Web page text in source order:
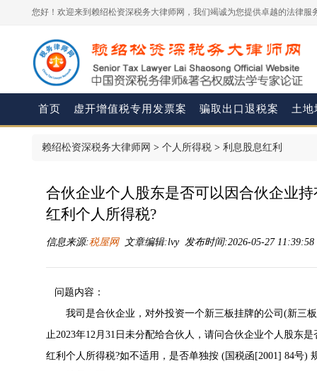
您好！欢迎来到赖绍松资深税务大律师网，我们竭诚为您提供卓越的法律服
首页 虚开增值税专用发票案 骗取出口退税案 土地
赖绍松资深税务大律师网 > 个人所得税 > 利息股息红利
合伙企业个人股东是否可以因合伙企业
红利个人所得税?
信息来源:税屋网文章编辑:lvy 发布时间:2026-05-27
问题内容：
我司是合伙企业，对外投资一个新三板挂牌的公司(新三
止2023年12月31日未分配给合伙人，请问合伙企业个人股东
红利个人所得税?如不适用，是否单独按 (国税函[2001] 84号)